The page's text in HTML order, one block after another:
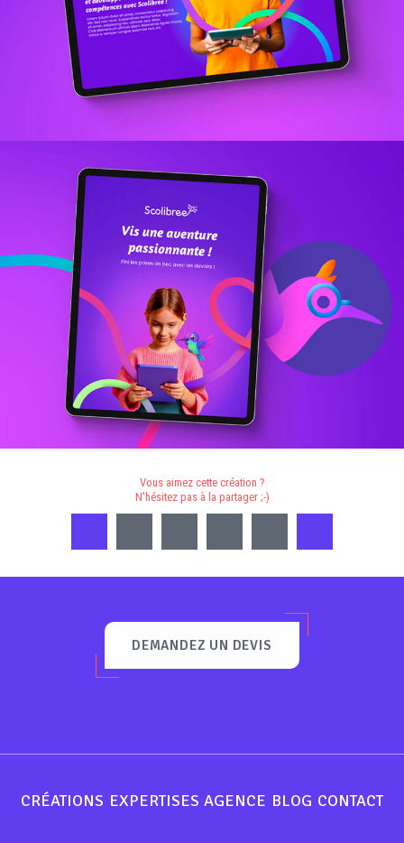
Vous aimez cette création ?
N'hésitez pas à la partager ;-)
DEMANDEZ UN DEVIS
CRÉATIONS EXPERTISES AGENCE BLOG CONTACT